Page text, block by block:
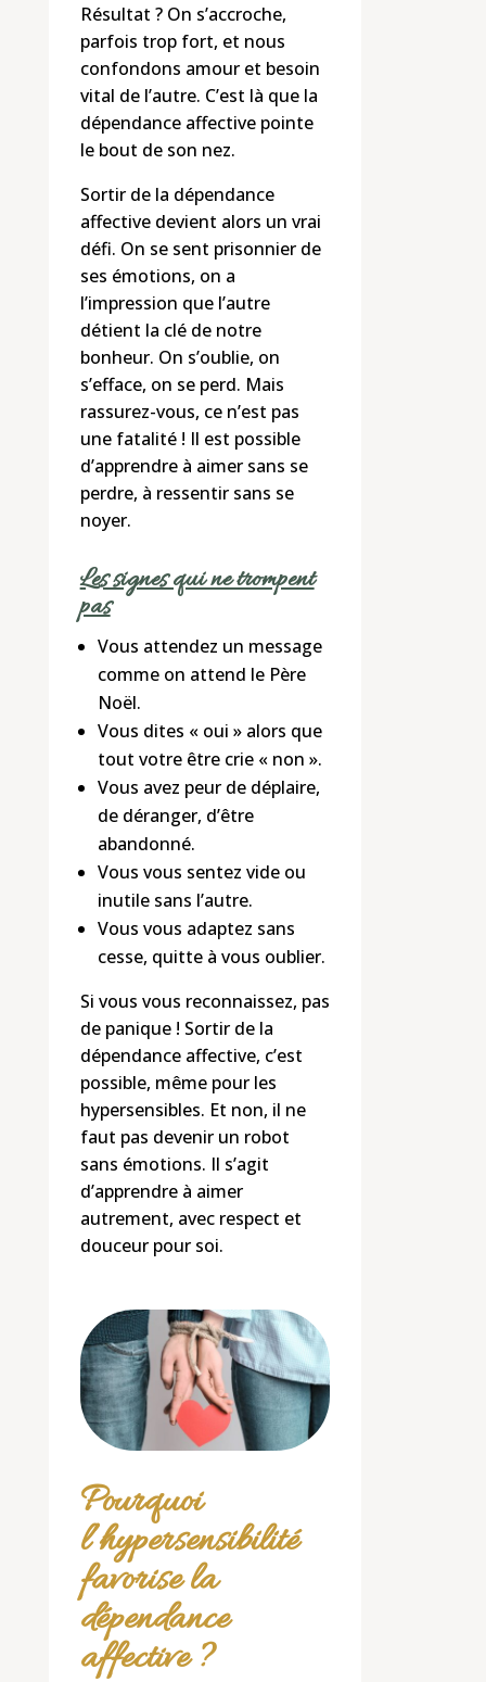
Résultat ? On s’accroche,
parfois trop fort, et nous
confondons amour et besoin
vital de l’autre. C’est là que la
dépendance affective pointe
le bout de son nez.
Sortir de la dépendance
affective devient alors un vrai
défi. On se sent prisonnier de
ses émotions, on a
l’impression que l’autre
détient la clé de notre
bonheur. On s’oublie, on
s’efface, on se perd. Mais
rassurez-vous, ce n’est pas
une fatalité ! Il est possible
d’apprendre à aimer sans se
perdre, à ressentir sans se
noyer.
Les signes qui ne trompent
pas
Vous attendez un message
comme on attend le Père
Noël.
Vous dites « oui » alors que
tout votre être crie « non ».
Vous avez peur de déplaire,
de déranger, d’être
abandonné.
Vous vous sentez vide ou
inutile sans l’autre.
Vous vous adaptez sans
cesse, quitte à vous oublier.
Si vous vous reconnaissez, pas
de panique ! Sortir de la
dépendance affective, c’est
possible, même pour les
hypersensibles. Et non, il ne
faut pas devenir un robot
sans émotions. Il s’agit
d’apprendre à aimer
autrement, avec respect et
douceur pour soi.
Pourquoi
l’hypersensibilité
favorise la
dépendance
affective ?